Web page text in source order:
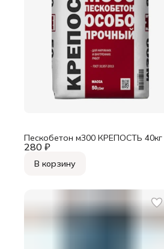
280 ₽
Пескобетон м300 КРЕПОСТЬ 40кг
В корзину